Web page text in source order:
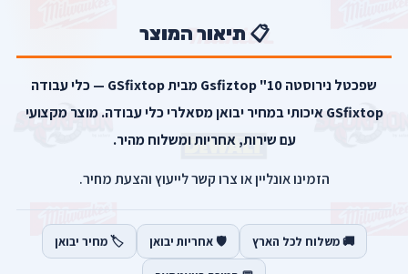
📋 תיאור המוצר
שפכטל נירוסטה 10" Gsfiztop מבית GSfixtop — כלי עבודה
GSfixtop איכותי במחיר יבואן מסאלרי כלי עבודה. מוצר מקצועי
עם שירות, אחריות ומשלוח מהיר.
הזמינו אונליין או צרו קשר לייעוץ והצעת מחיר.
🚚 משלוח לכל הארץ 🛡️ אחריות יבואן 🏷️ מחיר יבואן